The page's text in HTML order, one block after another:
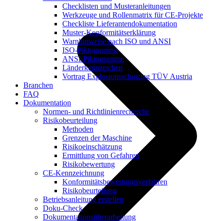
Checklisten und Musteranleitungen
Werkzeuge und Rollenmatrix für CE-Projekte
Checkliste Lieferantendokumentation
Muster-Konformitätserklärung
Warnhinweise nach ISO und ANSI
ISO-Piktogramme
ANSI-Piktogramme
Länderkennzeichen
Vortrag Explosionsschutztag TÜV Austria
Branchen
FAQ
Dokumentation
Normen- und Richtlinienrecherche
Risikobeurteilung
Methoden
Grenzen der Maschine
Risikoeinschätzung
Ermittlung von Gefahren
Risikobewertung
CE-Kennzeichnung
Konformitätsbewertungsverfahren
Risikobeurteilung
Betriebsanleitung erstellen
Doku-Check
Dokumentationsüberarbeitung